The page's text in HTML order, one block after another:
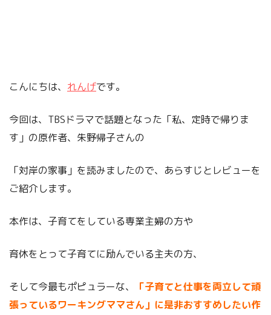
こんにちは、 れんげです。
今回は、TBSドラマで話題となった「私、定時で帰りま
す」の原作者、朱野帰子さんの
「対岸の家事」を読みましたので、あらすじとレビューを
ご紹介します。
本作は、子育てをしている専業主婦の方や
育休をとって子育てに励んでいる主夫の方、
そして今最もポピュラーな、
「子育てと仕事を両立して頑
張っているワーキングママさん」に是非おすすめしたい作